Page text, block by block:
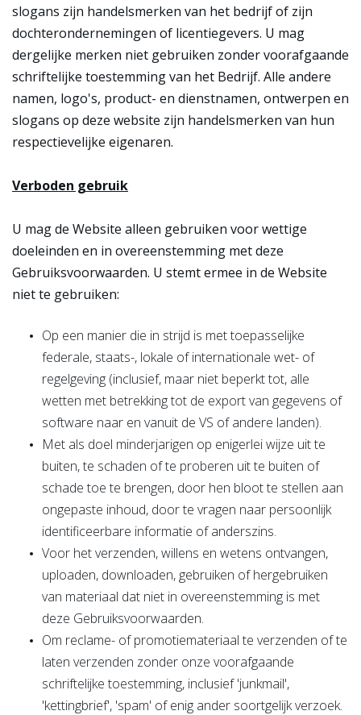
slogans zijn handelsmerken van het bedrijf of zijn
dochterondernemingen of licentiegevers. U mag
dergelijke merken niet gebruiken zonder voorafgaande
schriftelijke toestemming van het Bedrijf. Alle andere
namen, logo's, product- en dienstnamen, ontwerpen en
slogans op deze website zijn handelsmerken van hun
respectievelijke eigenaren.
Verboden gebruik
U mag de Website alleen gebruiken voor wettige
doeleinden en in overeenstemming met deze
Gebruiksvoorwaarden. U stemt ermee in de Website
niet te gebruiken:
Op een manier die in strijd is met toepasselijke
federale, staats-, lokale of internationale wet- of
regelgeving (inclusief, maar niet beperkt tot, alle
wetten met betrekking tot de export van gegevens of
software naar en vanuit de VS of andere landen).
Met als doel minderjarigen op enigerlei wijze uit te
buiten, te schaden of te proberen uit te buiten of
schade toe te brengen, door hen bloot te stellen aan
ongepaste inhoud, door te vragen naar persoonlijk
identificeerbare informatie of anderszins.
Voor het verzenden, willens en wetens ontvangen,
uploaden, downloaden, gebruiken of hergebruiken
van materiaal dat niet in overeenstemming is met
deze Gebruiksvoorwaarden.
Om reclame- of promotiemateriaal te verzenden of te
laten verzenden zonder onze voorafgaande
schriftelijke toestemming, inclusief 'junkmail',
'kettingbrief', 'spam' of enig ander soortgelijk verzoek.